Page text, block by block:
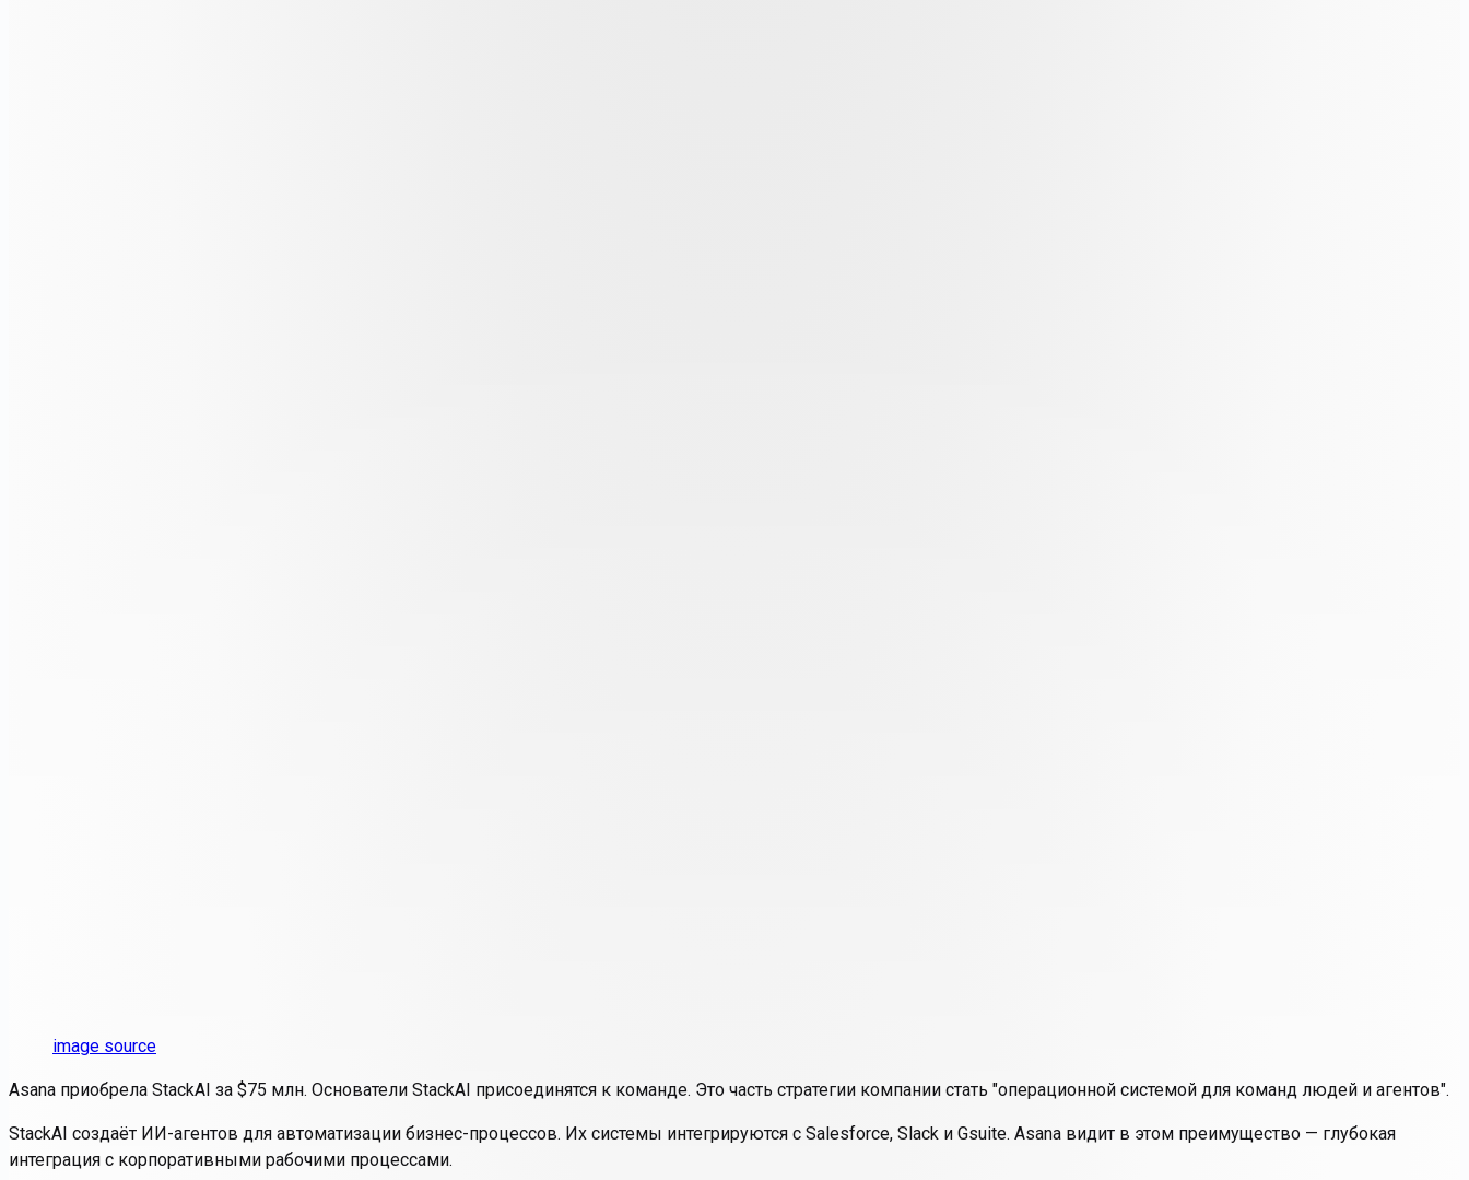
image source
Asana приобрела StackAI за $75 млн. Основатели StackAI присоединятся к команде. Это часть стратегии компании стать "операционной системой для команд людей и агентов".
StackAI создаёт ИИ-агентов для автоматизации бизнес-процессов. Их системы интегрируются с Salesforce, Slack и Gsuite. Asana видит в этом преимущество — глубокая
интеграция с корпоративными рабочими процессами.